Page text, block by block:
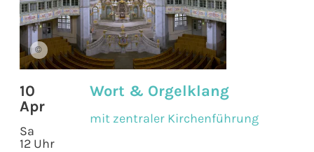
©
10
Apr
Sa
12 Uhr
Wort & Orgelklang
mit zentraler Kirchenführung